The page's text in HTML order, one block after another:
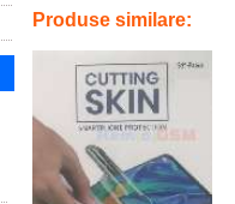
Produse similare: